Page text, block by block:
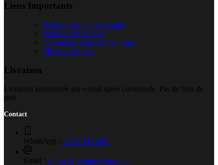
Liens Importants
Politique de confidentialité
Politique de cookies
Conditions générales de vente
Mentions légales
Livraison
Livraison instantanée par e-mail après commande. Pas de frais de
port.
Contact
WhatsApp : +33603421491
Email : contact@getquicksim.com